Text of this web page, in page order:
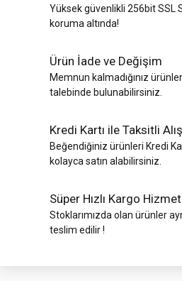
Yüksek güvenlikli 256bit SSL
koruma altında!
Ürün İade ve Değişim
Memnun kalmadığınız
talebinde bulunabilirsiniz.
Kredi Kartı ile Taksitli
Beğendiğiniz ürünleri Kredi
kolayca satın alabilirsiniz.
Süper Hızlı Kargo
Stoklarımızda olan ürünler
teslim edilir !